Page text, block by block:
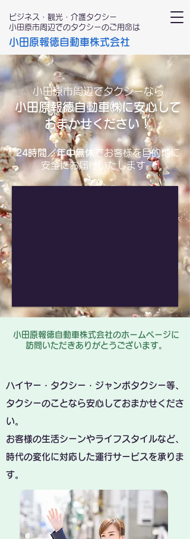
小田原報徳自動車株式会社
ビジネス・観光・介護タクシー
小田原市周辺でのタクシーのご用命は
小田原市周辺でタクシーなら
小田原報徳自動車㈱に安心して
おまかせください！
24時間／年中無休
でお客様を目的地に
安全にお届けいたします。
小田原報徳自動車株式会社のホームページに
訪問いただきありがとうございます。
ハイヤー・タクシー・ジャンボタクシー等、
タクシーのことなら安心しておまかせくださ
い。
お客様の生活シーンやライフスタイルなど、
時代の変化に対応した運行サービスを承りま
す。